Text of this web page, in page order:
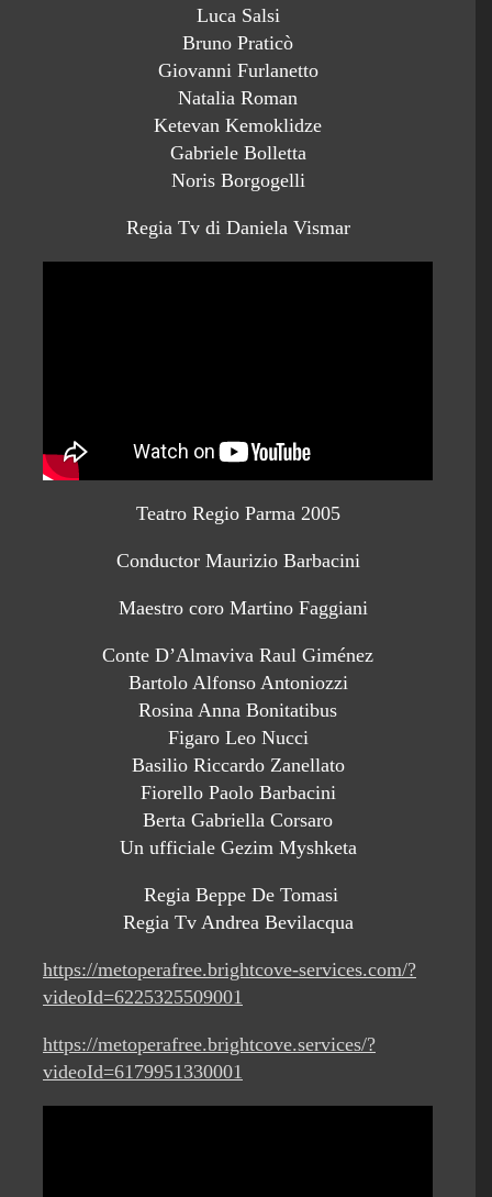
Luca Salsi
Bruno Praticò
Giovanni Furlanetto
Natalia Roman
Ketevan Kemoklidze
Gabriele Bolletta
Noris Borgogelli
Regia Tv di Daniela Vismar
Teatro Regio Parma 2005
Conductor Maurizio Barbacini
Maestro coro Martino Faggiani
Conte D’Almaviva Raul Giménez
Bartolo Alfonso Antoniozzi
Rosina Anna Bonitatibus
Figaro Leo Nucci
Basilio Riccardo Zanellato
Fiorello Paolo Barbacini
Berta Gabriella Corsaro
Un ufficiale Gezim Myshketa
Regia Beppe De Tomasi
Regia Tv Andrea Bevilacqua
https://metoperafree.brightcove-services.com/?
videoId=6225325509001
https://metoperafree.brightcove.services/?
videoId=6179951330001